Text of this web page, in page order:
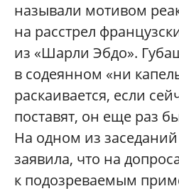
называли мотивом
на расстрел
из «Шарли Эбдо».
в содеянном «ни
раскаивается, если
поставят, он еще раз
На одном из
заявила, что на
к подозреваемым